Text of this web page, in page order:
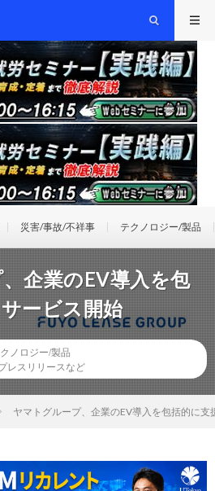
災害/事故/不祥事 テクノロジー/製品
企業のEV導入を包
ービス開始
ノロジー/製品
レスリリースなど
ヤマトグループ、企業のEV導入を包括的に支